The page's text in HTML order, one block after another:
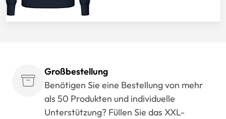
Großbestellung
Benötigen Sie eine Bestellung von mehr
als 50 Produkten und individuelle
Unterstützung? Füllen Sie das XXL-